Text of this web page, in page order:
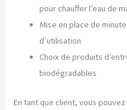
pour chauffer l’eau de
Mise en place de
d’utilisation
Choix de produits
biodégradables
En tant que client, vous